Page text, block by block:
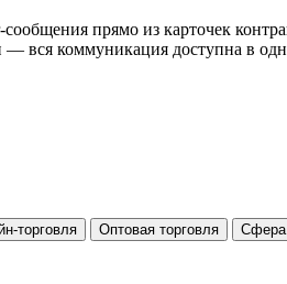
прямо из карточек
вся коммуникация доступна в
торговля Оптовая торговля Сфера